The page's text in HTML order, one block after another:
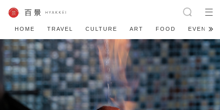
HOME TRAVEL CULTURE ART FOOD EVENT